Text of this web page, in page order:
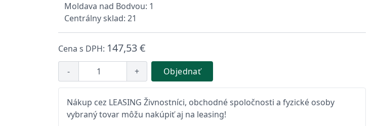
Moldava nad Bodvou: 1
Centrálny sklad: 21
Cena s DPH: 147,53 €
- + Objednať
Nákup cez LEASING Živnostníci, obchodné spoločnosti a fyzické osoby
vybraný tovar môžu nakúpiť aj na leasing!